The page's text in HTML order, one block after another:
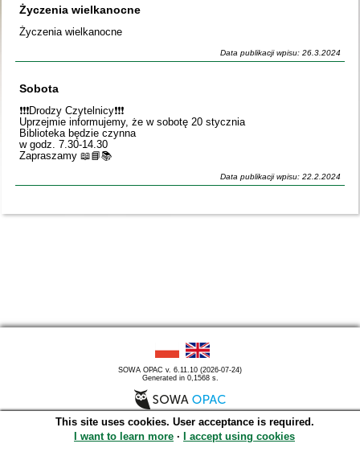
Życzenia wielkanocne
Życzenia wielkanocne
Data publikacji wpisu: 26.3.2024
Sobota
❗️❗️❗️Drodzy Czytelnicy❗️❗️❗️
Uprzejmie informujemy, że w sobotę 20 stycznia
Biblioteka będzie czynna
w godz. 7.30-14.30
Zapraszamy 📖📘📚
Data publikacji wpisu: 22.2.2024
SOWA OPAC v. 6.11.10 (2026-07-24)
Generated in 0,1568 s.
This site uses cookies. User acceptance is required.
I want to learn more ∙ I accept using cookies